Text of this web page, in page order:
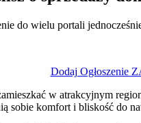
do wielu portali
Dodaj Ogłoszenie
w atrakcyjnym
sobie komfort i bliskość do